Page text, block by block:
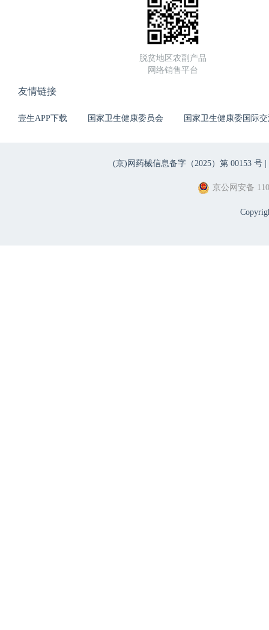
脱贫地区农副产品
网络销售平台
友情链接
壹生APP下载 国家卫生健康委员会 国家卫生健康委国际
(京)网药械信息备字（2025）第 00153 号 |
京公网安备